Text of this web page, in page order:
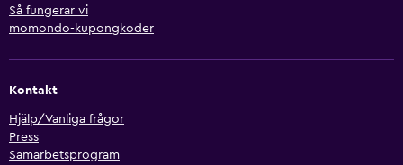
Så fungerar vi
momondo-kupongkoder
Kontakt
Hjälp/Vanliga frågor
Press
Samarbetsprogram